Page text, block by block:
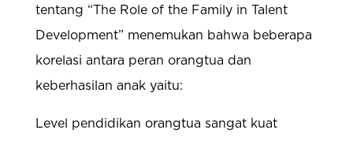
tentang “The Role of the Family in Talent
Development” menemukan bahwa beberapa
korelasi antara peran orangtua dan
keberhasilan anak yaitu:
Level pendidikan orangtua sangat kuat